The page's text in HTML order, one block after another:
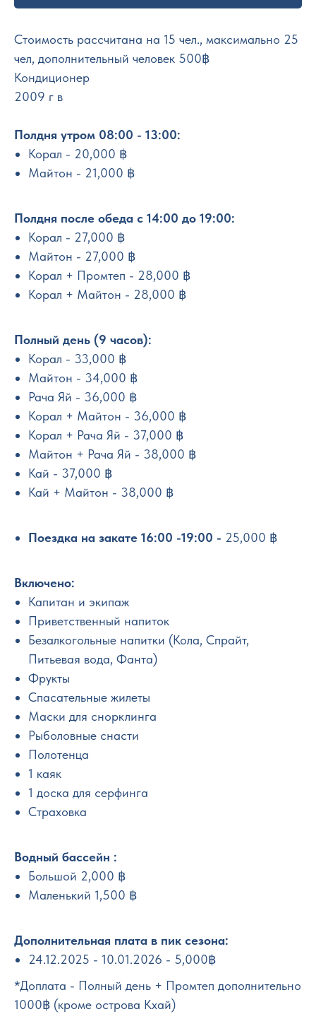
Стоимость рассчитана на 15 чел., максимально 25
чел, дополнительный человек 500฿
Кондиционер
2009 г в
Полдня утром 08:00 - 13:00:
Корал - 20,000 ฿
Майтон - 21,000 ฿
Полдня после обеда с 14:00 до 19:00:
Корал - 27,000 ฿
Майтон - 27,000 ฿
Корал + Промтеп - 28,000 ฿
Корал + Майтон - 28,000 ฿
Полный день (9 часов):
Корал - 33,000 ฿
Майтон - 34,000 ฿
Рача Яй - 36,000 ฿
Корал + Майтон - 36,000 ฿
Корал + Рача Яй - 37,000 ฿
Майтон + Рача Яй - 38,000 ฿
Кай - 37,000 ฿
Кай + Майтон - 38,000 ฿
Поездка на закате 16:00 -19:00 - 25,000 ฿
Включено:
Капитан и экипаж
Приветственный напиток
Безалкогольные напитки (Кола, Спрайт,
Питьевая вода, Фанта)
Фрукты
Спасательные жилеты
Маски для снорклинга
Рыболовные снасти
Полотенца
1 каяк
1 доска для серфинга
Страховка
Водный бассейн :
Большой 2,000 ฿
Маленький 1,500 ฿
Дополнительная плата в пик сезона:
24.12.2025 - 10.01.2026 - 5,000฿
*Доплата - Полный день + Промтеп дополнительно
1000฿ (кроме острова Кхай)